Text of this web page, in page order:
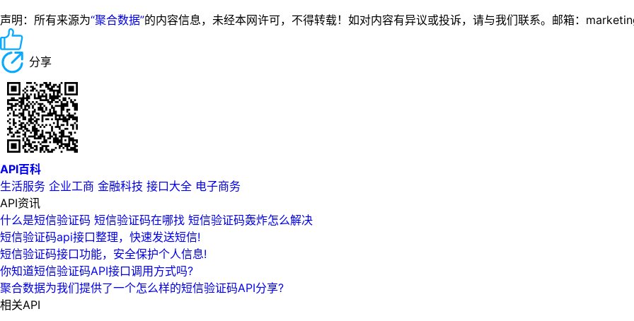
声明：所有来源为“聚合数据”的内容信息，未经本网许可，不得转载！如对内容有异议或投诉，请与我们联系。邮箱：
分享
API百科
生活服务 企业工商 金融科技 接口大全 电子商务
API资讯
什么是短信验证码 短信验证码在哪找 短信验证码轰炸怎么解决
短信验证码api接口整理，快速发送短信!
短信验证码接口功能，安全保护个人信息!
你知道短信验证码API接口调用方式吗?
聚合数据为我们提供了一个怎么样的短信验证码API分享?
相关API